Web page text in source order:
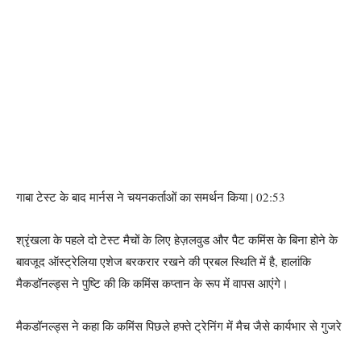
गाबा टेस्ट के बाद मार्नस ने चयनकर्ताओं का समर्थन किया | 02:53
श्रृंखला के पहले दो टेस्ट मैचों के लिए हेज़लवुड और पैट कमिंस के बिना होने के
बावजूद ऑस्ट्रेलिया एशेज बरकरार रखने की प्रबल स्थिति में है, हालांकि
मैकडॉनल्ड्स ने पुष्टि की कि कमिंस कप्तान के रूप में वापस आएंगे।
मैकडॉनल्ड्स ने कहा कि कमिंस पिछले हफ्ते ट्रेनिंग में मैच जैसे कार्यभार से गुजरे